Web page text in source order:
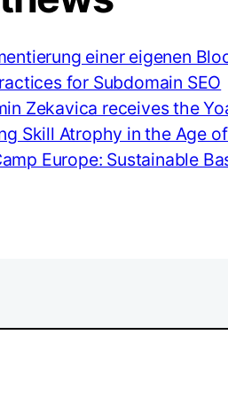
einer eigenen
for Subdomain SEO
Zekavica receives the
Skill Atrophy in the Age
Europe: Sustainable